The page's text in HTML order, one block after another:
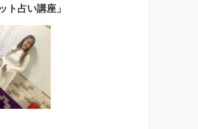
ト占い講座」